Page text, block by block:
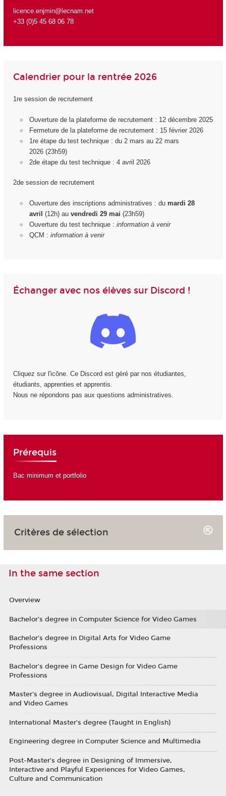
licence.enjmin@lecnam.net
+33 (0)5 45 68 06 78
Calendrier pour la rentrée 2026
1re session de recrutement
Ouverture de la plateforme de recrutement : 12 décembre 2025
Fermeture de la plateforme de recrutement : 15 février 2026
1 re étape du test technique : du 2 mars au 22 mars
2026 (23h59)
2de étape du test technique : 4 avril 2026
2de session de recrutement
Ouverture des inscriptions administratives : du mardi 28
avril (12h) au vendredi 29 mai (23h59)
Ouverture du test technique : information à venir
QCM : information à venir
Échanger avec nos élèves sur Discord !
Cliquez sur l'icône. Ce Discord est géré par nos étudiantes,
étudiants, apprenties et apprentis.
Nous ne répondons pas aux questions administratives.
Prérequis
Bac minimum et portfolio
Critères de sélection
In the same section
Overview
Bachelor’s degree in Computer Science for Video Games
Bachelor’s degree in Digital Arts for Video Game
Professions
Bachelor's degree in Game Design for Video Game
Professions
Master's degree in Audiovisual, Digital Interactive Media
and Video Games
International Master’s degree (Taught in English)
Engineering degree in Computer Science and Multimedia
Post-Master’s degree in Designing of Immersive,
Interactive and Playful Experiences for Video Games,
Culture and Communication